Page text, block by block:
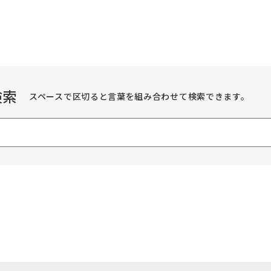
スペースで区切ると言葉を組み合わせて検索できます。